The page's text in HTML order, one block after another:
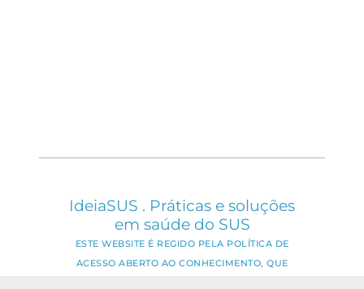
IdeiaSUS . Práticas e soluções
em saúde do SUS
ESTE WEBSITE É REGIDO PELA POLÍTICA DE
ACESSO ABERTO AO CONHECIMENTO, QUE